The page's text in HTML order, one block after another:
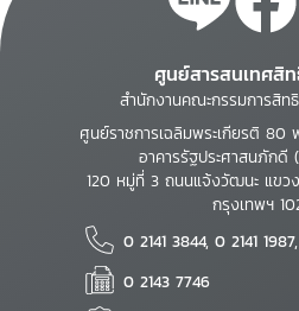
ศูนย์สารสนเทศสิ
สำนักงานคณะกรรมการสิท
ศูนย์ราชการเฉลิมพระเกียรติ 80
อาคารรัฐประศาสนภักดี
120 หมู่ที่ 3 ถนนแจ้งวัฒนะ แขว
กรุงเทพฯ
0 2141 3844, 0 2141
0 2143 7746